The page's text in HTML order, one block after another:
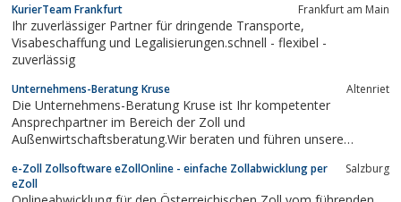
KurierTeam Frankfurt Frankfurt am Main
Ihr zuverlässiger Partner für dringende Transporte,
Visabeschaffung und Legalisierungen.schnell - flexibel -
zuverlässig
Unternehmens-Beratung Kruse Altenriet
Die Unternehmens-Beratung Kruse ist Ihr kompetenter
Ansprechpartner im Bereich der Zoll und
Außenwirtschaftsberatung.Wir beraten und führen unsere
mit ihnen die Selbstbewertung.Wir unterstützen Sie bei der
Erlangung von weiteren Zoll-Vereinfachungen.Beraten und...
e-Zoll Zollsoftware eZollOnline - einfache Zollabwicklung per
eZoll
Salzburg